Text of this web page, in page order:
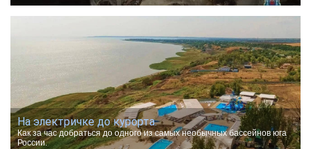
На электричке до курорта.
Как за час добраться до одного из самых необычных бассейнов юга
России.